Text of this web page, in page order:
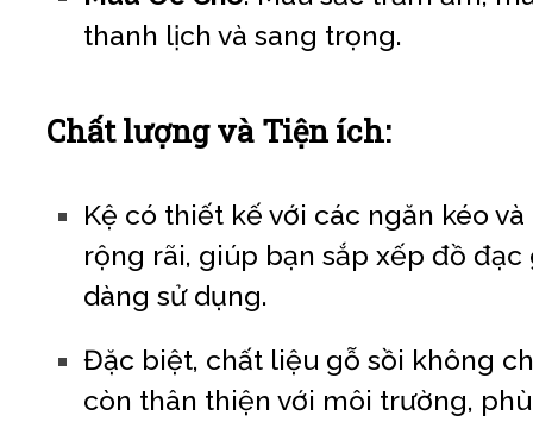
thanh lịch và sang trọng.
Chất lượng và Tiện ích:
Kệ có thiết kế với các ngăn kéo
rộng rãi, giúp bạn sắp xếp đồ đạc
dàng sử dụng.
Đặc biệt, chất liệu gỗ sồi không
còn thân thiện với môi trường,